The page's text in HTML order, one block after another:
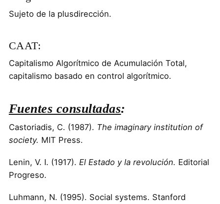
Sujeto de la plusdirección.
CAAT:
Capitalismo Algorítmico de Acumulación Total,
capitalismo basado en control algorítmico.
Fuentes consultadas:
Castoriadis, C. (1987). The imaginary institution of
society. MIT Press.
Lenin, V. I. (1917). El Estado y la revolución. Editorial
Progreso.
Luhmann, N. (1995). Social systems. Stanford